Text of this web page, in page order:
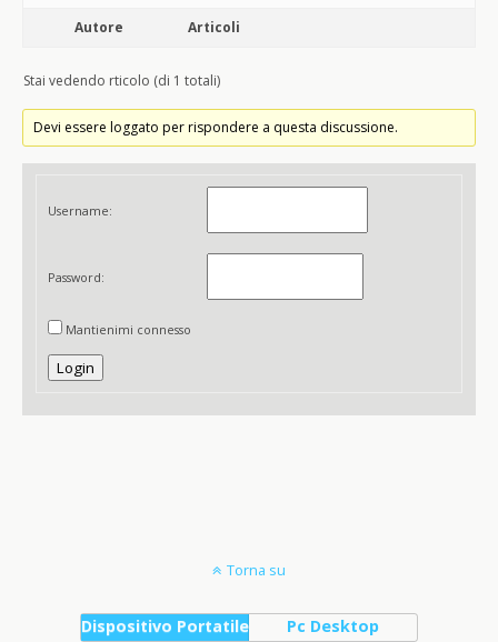
Autore Articoli
Stai vedendo rticolo (di 1 totali)
Devi essere loggato per rispondere a questa discussione.
Username:
Password:
Mantienimi connesso
Login
Torna su
Dispositivo Portatile Pc Desktop